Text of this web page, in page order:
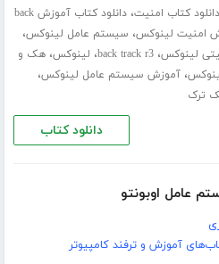
دانلود کتاب امنیت،
دانلود کتاب آموزش back
امنیت لینوکس، سیستم عامل لینوکس،
لینوکس،back track r3، لینوکس،هک و
،آموزش سیستم عامل لینوکس،
ترک
دانلود کتاب
عامل اوبونتو
آموزش و ترفند کامپیوتر